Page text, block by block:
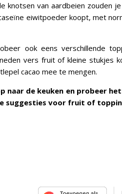
knotsen van aardbeien zouden
eiwitpoeder koopt, met
ook eens verschillende
vers fruit of kleine stukjes
cacao mee te mengen.
naar de keuken en probeer
suggesties voor fruit of